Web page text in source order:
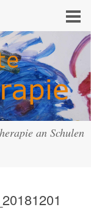
an Schulen